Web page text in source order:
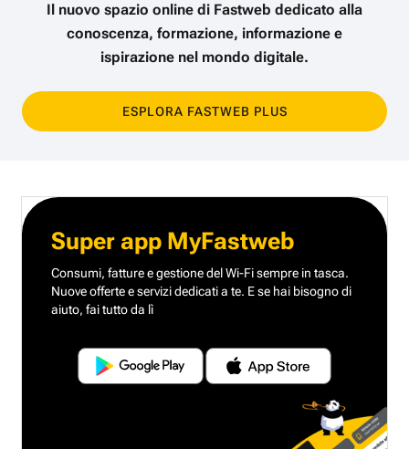
Il nuovo spazio online di Fastweb dedicato alla
conoscenza, formazione, informazione e
ispirazione nel mondo digitale.
ESPLORA FASTWEB PLUS
Super app MyFastweb
Consumi, fatture e gestione del Wi-Fi sempre in tasca.
Nuove offerte e servizi dedicati a te. E se hai bisogno di
aiuto, fai tutto da lì